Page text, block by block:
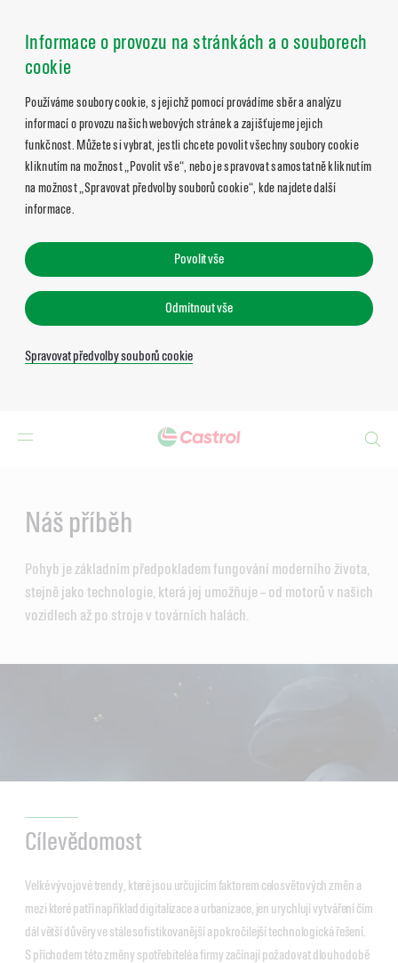
Informace o provozu na stránkách a o souborech
cookie
Používáme soubory cookie, s jejichž pomocí provádíme sběr a analýzu
informací o provozu našich webových stránek a zajišťujeme jejich
funkčnost. Můžete si vybrat, jestli chcete povolit všechny soubory cookie
kliknutím na možnost „Povolit vše“, nebo je spravovat samostatně kliknutím
na možnost „Spravovat předvolby souborů cookie“, kde najdete další
informace.
Povolit vše
Odmítnout vše
Spravovat předvolby souborů cookie
Náš příběh
Pohyb je základním předpokladem fungování moderního života,
stejně jako technologie, která jej umožňuje – od motorů v našich
vozidlech až po stroje v továrních halách.
Cílevědomost
Velké vývojové trendy, které jsou určujícím faktorem celosvětových změn a
mezi které patří například digitalizace a urbanizace, jen urychlují vytváření čím
dál větší důvěry ve stále sofistikovanější a pokročilejší technologická řešení.
S příchodem této změny spotřebitelé a firmy začínají požadovat dlouhodobě